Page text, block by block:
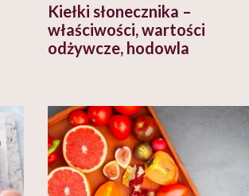
Kiełki słonecznika –
właściwości, wartości
odżywcze, hodowla